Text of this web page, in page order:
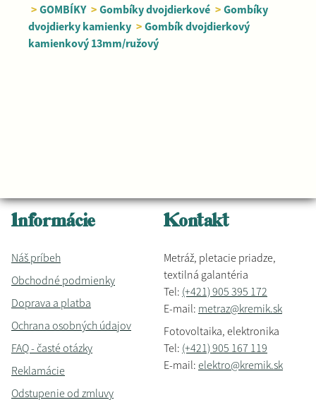
> GOMBÍKY > Gombíky dvojdierkové > Gombíky
dvojdierky kamienky > Gombík dvojdierkový
kamienkový 13mm/ružový
Informácie
Náš príbeh
Obchodné podmienky
Doprava a platba
Ochrana osobných údajov
FAQ - časté otázky
Reklamácie
Odstupenie od zmluvy
Kontakt
Metráž, pletacie priadze,
textilná galantéria
Tel: (+421) 905 395 172
E-mail: metraz@kremik.sk
Fotovoltaika, elektronika
Tel: (+421) 905 167 119
E-mail: elektro@kremik.sk